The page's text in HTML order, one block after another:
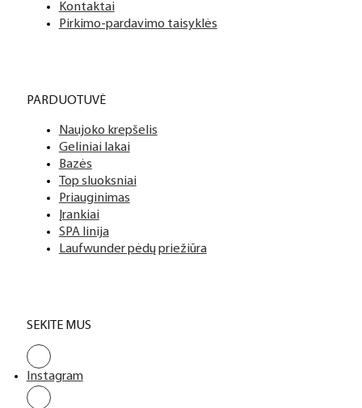
Kontaktai
Pirkimo-pardavimo taisyklės
PARDUOTUVĖ
Naujoko krepšelis
Geliniai lakai
Bazės
Top sluoksniai
Priauginimas
Įrankiai
SPA linija
Laufwunder pėdų priežiūra
SEKITE MUS
Instagram